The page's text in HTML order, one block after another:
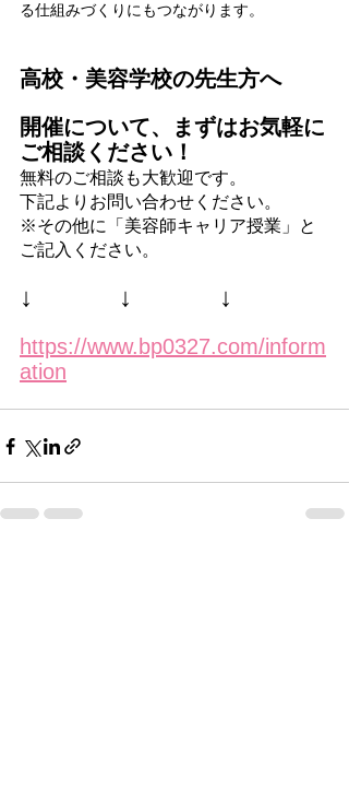
る仕組みづくりにもつながります。
高校・美容学校の先生方へ
開催について、まずはお気軽に
ご相談ください！
無料のご相談も大歓迎です。
下記よりお問い合わせください。
※その他に「美容師キャリア授業」と
ご記入ください。
↓ 　　　↓        　↓
https://www.bp0327.com/inform
ation